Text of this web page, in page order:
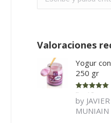
Valoraciones
Yogur
250 gr
Rated 5
of 5
by
MUNIAIN